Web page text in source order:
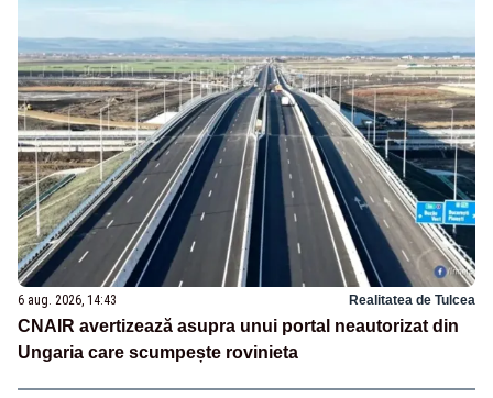
6 aug. 2026, 14:43 Realitatea de Tulcea
CNAIR avertizează asupra unui portal neautorizat din
Ungaria care scumpește rovinieta